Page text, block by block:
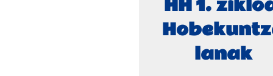
HH 1.
lanak